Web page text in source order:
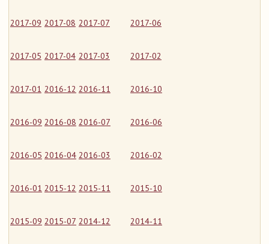
2017-09 2017-08 2017-07 2017-06
2017-05 2017-04 2017-03 2017-02
2017-01 2016-12 2016-11 2016-10
2016-09 2016-08 2016-07 2016-06
2016-05 2016-04 2016-03 2016-02
2016-01 2015-12 2015-11 2015-10
2015-09 2015-07 2014-12 2014-11